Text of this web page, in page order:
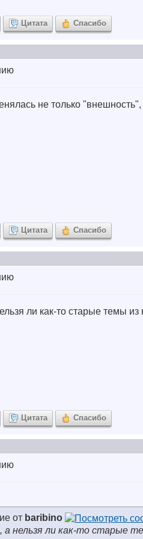
Цитата Спасибо
не только
Цитата Спасибо
ли как-то старые темы
Цитата Спасибо
от baribino
нельзя ли как-то старые